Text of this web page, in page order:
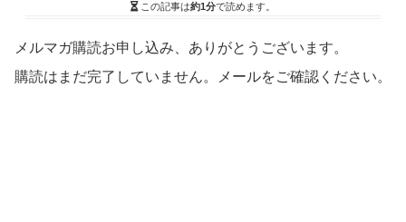
この記事は約1分で読めます。
メルマガ購読お申し込み、ありがとうございます。
購読はまだ完了していません。メールをご確認ください。